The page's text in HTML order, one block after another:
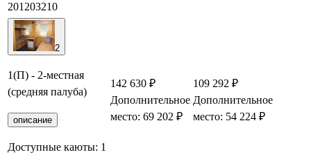
201 203210
2
1(П) - 2-местная
(средняя палуба)
описание
Доступные каюты: 1
142 630 ₽
Дополнительное
место: 69 202 ₽
109 292 ₽
Дополнительное
место: 54 224 ₽